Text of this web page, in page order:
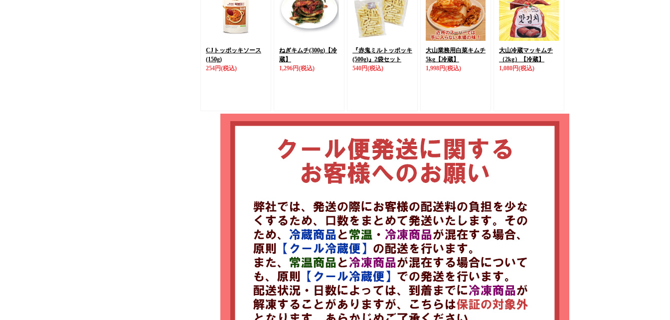
CJトッポッキソース
(150g)
254円(税込)
ねぎキムチ(300g) 【冷
蔵】
1,296円(税込)
『赤鬼ミルトッポッキ
(500g)』 2袋セット
540円(税込)
大山業務用白菜キムチ
5kg 【冷蔵】
1,998円(税込)
大山冷蔵マッキムチ
（2kg）
【冷蔵】
1,080円(税込)